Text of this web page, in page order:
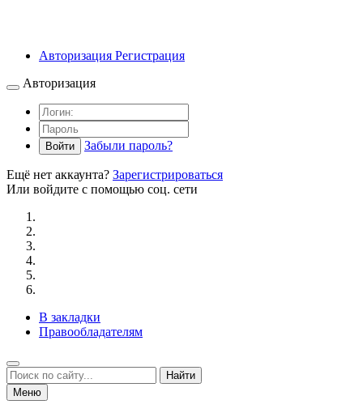
Авторизация Регистрация
Авторизация
Войти Забыли пароль?
Ещё нет аккаунта? Зарегистрироваться
Или войдите с помощью соц. сети
В закладки
Правообладателям
Найти
Меню